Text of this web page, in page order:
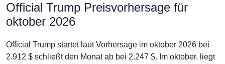
Official Trump Preisvorhersage für
oktober 2026
Official Trump startet laut Vorhersage im oktober 2026 bei
2.912 $ schließt den Monat ab bei 2.247 $. Im oktober, liegt